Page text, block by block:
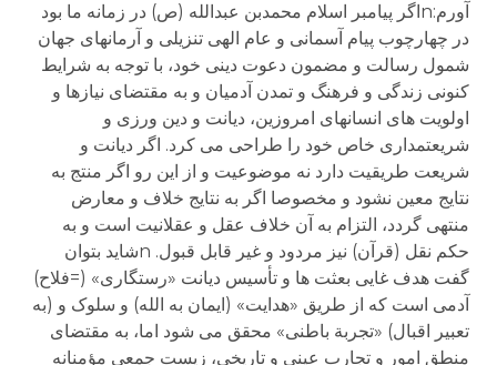
آورم:nاگر پیامبر اسلام محمدبن عبدالله (ص) در زمانه ما بود
در چهارچوب پیام آسمانی و عام الهی تنزیلی و آرمانهای جهان
شمول رسالت و مضمون دعوت دینی خود، با توجه به شرایط
کنونی زندگی و فرهنگ و تمدن آدمیان و به مقتضای نیازها و
اولویت های انسانهای امروزین، دیانت و دین ورزی و
شریعتمداری خاص خود را طراحی می کرد. اگر دیانت و
شریعت طریقیت دارد نه موضوعیت و از این رو اگر منتج به
نتایج معین نشود و مخصوصا اگر به نتایج خلاف و معارض
منتهی گردد، التزام به آن خلاف عقل و عقلانیت است و به
حکم نقل (قرآن) نیز مردود و غیر قابل قبول. nشاید بتوان
گفت هدف غایی بعثت ها و تأسیس دیانت «رستگاری» (=فلاح)
آدمی است که از طریق «هدایت» (ایمان به الله) و سلوک و (به
تعبیر اقبال) «تجربة باطنی» محقق می شود اما، به مقتضای
منطق امور و تجارب عینی و تاریخی، زیست جمعی مؤمنانه